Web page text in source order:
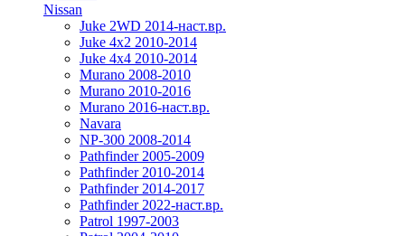
Nissan
Juke 2WD 2014-наст.вр.
Juke 4x2 2010-2014
Juke 4x4 2010-2014
Murano 2008-2010
Murano 2010-2016
Murano 2016-наст.вр.
Navara
NP-300 2008-2014
Pathfinder 2005-2009
Pathfinder 2010-2014
Pathfinder 2014-2017
Pathfinder 2022-наст.вр.
Patrol 1997-2003